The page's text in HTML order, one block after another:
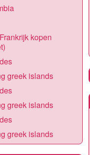
kopen
greek islands
greek islands
greek islands